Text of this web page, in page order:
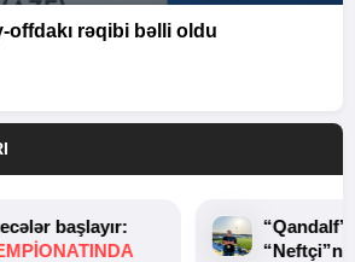
offdakı rəqibi bəlli oldu
başlayır: